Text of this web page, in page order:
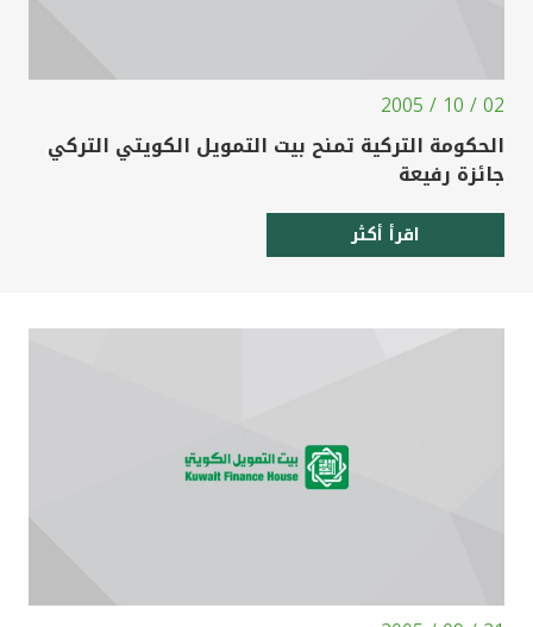
02 / 10 / 2005
الحكومة التركية تمنح بيت التمويل الكويتي التركي
جائزة رفيعة
اقرأ أكثر